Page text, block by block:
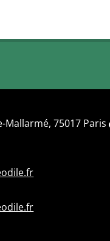
Mallarmé, 75017 Paris